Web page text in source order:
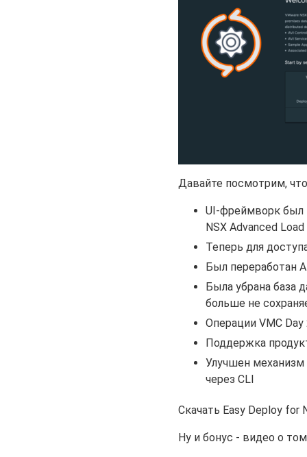
Давайте посмотрим,
UI-фреймворк был
NSX Advanced
Теперь для
Был переработан
Была убрана база
больше не
Операции VMC
Поддержка
Улучшен механизм
через CLI
Скачать Easy Deploy for
Ну и бонус - видео о